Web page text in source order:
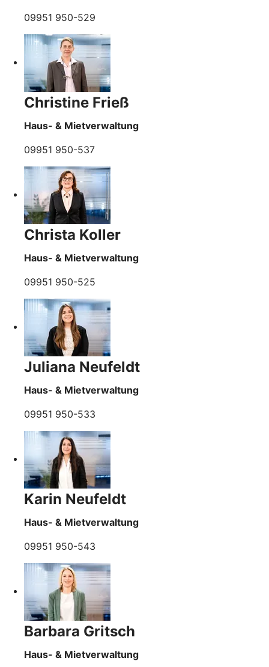
09951 950-529
Christine Frieß
Haus- & Mietverwaltung
09951 950-537
Christa Koller
Haus- & Mietverwaltung
09951 950-525
Juliana Neufeldt
Haus- & Mietverwaltung
09951 950-533
Karin Neufeldt
Haus- & Mietverwaltung
09951 950-543
Barbara Gritsch
Haus- & Mietverwaltung